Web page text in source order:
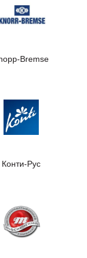
Bremse
Конти-Рус